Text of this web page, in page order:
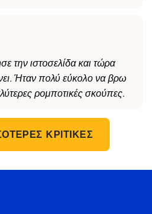
την ιστοσελίδα και τώρα
Ήταν πολύ εύκολο να βρω
ρομποτικές σκούπες.
ΚΡΙΤΙΚΈΣ